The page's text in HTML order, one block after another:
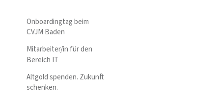
Onboardingtag beim
CVJM Baden
Mitarbeiter/in für den
Bereich IT
Altgold spenden. Zukunft
schenken.